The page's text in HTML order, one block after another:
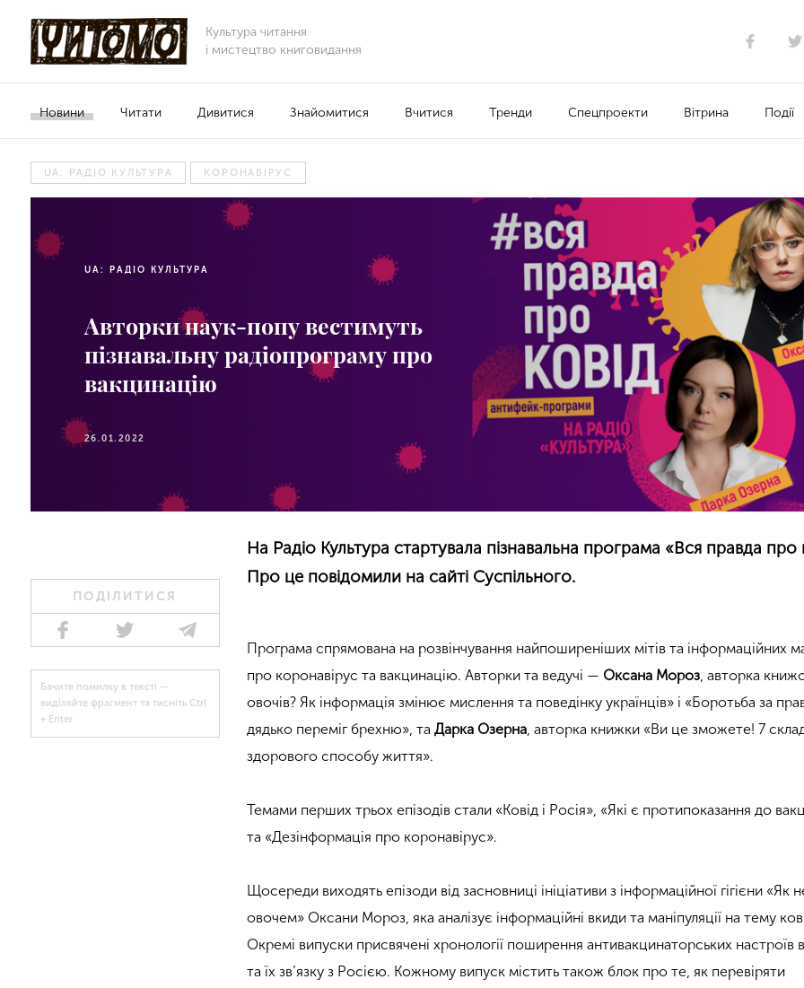
Культура читання
і мистецтво книговидання
Новини Читати Дивитися Знайомитися Вчитися Тренди Спецпроекти Вітрина Події
UA: РАДІО КУЛЬТУРА КОРОНАВІРУС
UA: РАДІО КУЛЬТУРА
Авторки наук-попу вестимуть
пізнавальну радіопрограму про
вакцинацію
26.01.2022
ПОДІЛИТИСЯ
Бачите помилку в тексті —
виділяйте фрагмент та тисніть Ctrl
+ Enter
На Радіо Культура стартувала пізнавальна програма «Вся правда про
Про це повідомили на сайті Суспільного.
Програма спрямована на розвінчування найпоширеніших мітів та інформаційних
про коронавірус та вакцинацію. Авторки та ведучі — Оксана Мороз , авторка
овочів? Як інформація змінює мислення та поведінку українців» і «Боротьба за
дядько переміг брехню», таДарка Озерна , авторка книжки «Ви це зможете! 7
здорового способу життя».
Темами перших трьох епізодів стали «Ковід і Росія», «Які є протипоказання до
та «Дезінформація про коронавірус».
Щосереди виходять епізоди від засновниці ініціативи з інформаційної гігієни «Як
овочем» Оксани Мороз, яка аналізує інформаційні вкиди та маніпуляції на тему
Окремі випуски присвячені хронології поширення антивакцинаторських настроїв в
та їх зв’язку з Росією. Кожному випуск містить також блок про те, як перевіряти